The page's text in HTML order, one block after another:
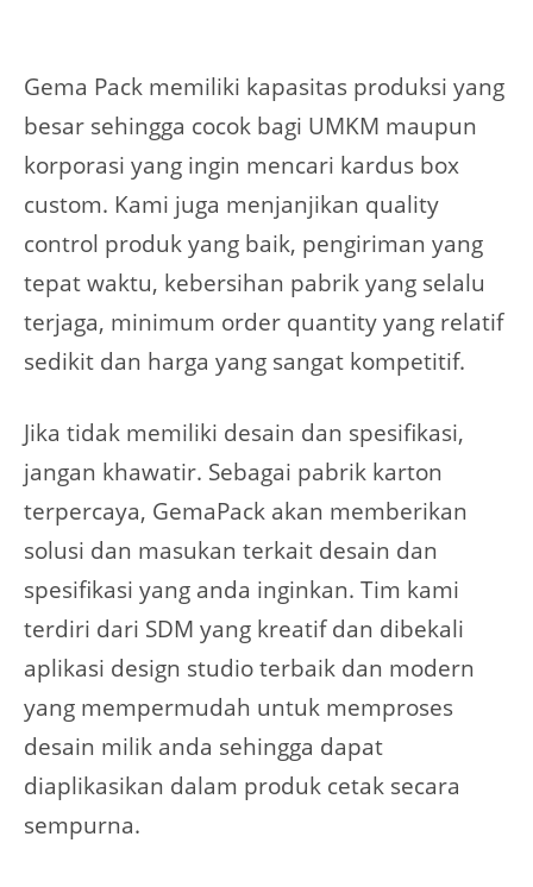
Gema Pack memiliki kapasitas produksi yang
besar sehingga cocok bagi UMKM maupun
korporasi yang ingin mencari kardus box
custom. Kami juga menjanjikan quality
control produk yang baik, pengiriman yang
tepat waktu, kebersihan pabrik yang selalu
terjaga, minimum order quantity yang relatif
sedikit dan harga yang sangat kompetitif.
Jika tidak memiliki desain dan spesifikasi,
jangan khawatir. Sebagai pabrik karton
terpercaya, GemaPack akan memberikan
solusi dan masukan terkait desain dan
spesifikasi yang anda inginkan. Tim kami
terdiri dari SDM yang kreatif dan dibekali
aplikasi design studio terbaik dan modern
yang mempermudah untuk memproses
desain milik anda sehingga dapat
diaplikasikan dalam produk cetak secara
sempurna.